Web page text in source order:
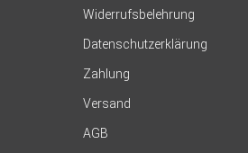
Widerrufsbelehrung
Datenschutzerklärung
Zahlung
Versand
AGB